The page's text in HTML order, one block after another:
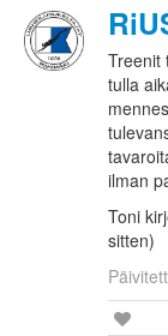
Treenit
tulla
ilman
Toni
sitten)